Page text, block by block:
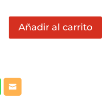
Añadir al carrito